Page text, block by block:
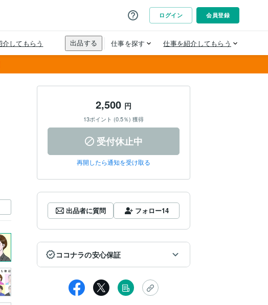
2,500 円
13ポイント (0.5％) 獲得
受付休止中
再開したら通知を受け取る
出品者に質問 フォロー14
ココナラの安心保証